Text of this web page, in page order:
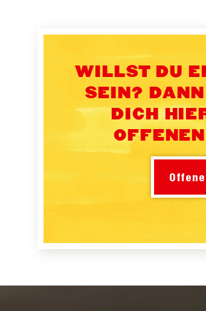
WILLST DU
SEIN?
DICH